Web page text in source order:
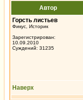
Автор
Горсть листьев
Фикус, Историк
Зарегистрирован:
10.09.2010
Суждений: 31235
Наверх